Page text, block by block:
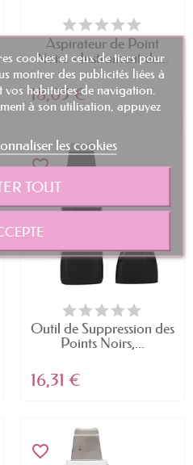
Aspirateur de Point
Noirs - Instrument de...
18,03 €
favorite_border
Outil de Suppression des
Points Noirs,...
16,31 €
favorite_border
cookies et ceux de tiers pour
montrer des publicités liées à
vos habitudes de navigation.
à son utilisation, appuyez
les cookies
TOUT